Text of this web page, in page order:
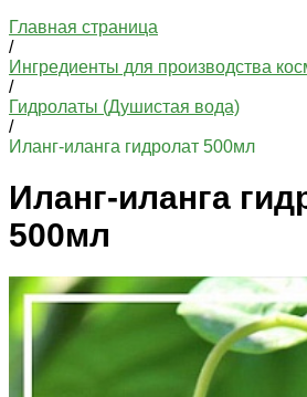
Главная страница
/
Ингредиенты для производства
/
Гидролаты (Душистая вода)
/
Иланг-иланга гидролат 500мл
Иланг-иланга
500мл